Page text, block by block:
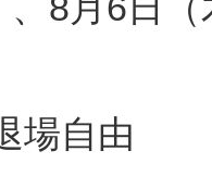
場自由